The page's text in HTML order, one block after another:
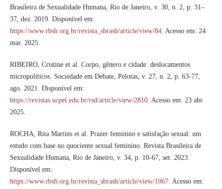
Brasileira de Sexualidade Humana, Rio de Janeiro, v. 30, n. 2, p. 31–
37, dez. 2019. Disponível em:
https://www.rbsh.org.br/revista_sbrash/article/view/84. Acesso em: 24
mar. 2025.
RIBEIRO, Cristine et al. Corpo, gênero e cidade: deslocamentos
micropolíticos. Sociedade em Debate, Pelotas, v. 27, n. 2, p. 63-77,
ago. 2021. Disponível em:
https://revistas.ucpel.edu.br/rsd/article/view/2810. Acesso em: 23 abr.
2025.
ROCHA, Rita Martins et al. Prazer feminino e satisfação sexual: um
estudo com base no quociente sexual feminino. Revista Brasileira de
Sexualidade Humana, Rio de Janeiro, v. 34, p. 10-67, set. 2023.
Disponível em:
https://www.rbsh.org.br/revista_sbrash/article/view/1067. Acesso em: